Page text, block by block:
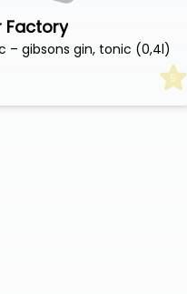
Factory
– gibsons gin, tonic (0,4l)
5